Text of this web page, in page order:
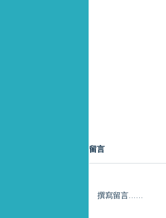
放租嚇到騰騰震
留言
撰寫留言......